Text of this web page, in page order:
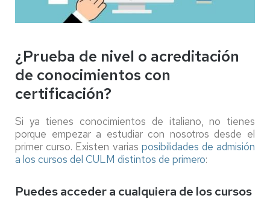
¿Prueba de nivel o acreditación
de conocimientos con
certificación?
Si ya tienes conocimientos de italiano, no tienes
porque empezar a estudiar con nosotros desde el
primer curso. Existen varias posibilidades de admisión
a los cursos del CULM distintos de primero:
Puedes acceder a cualquiera de los cursos